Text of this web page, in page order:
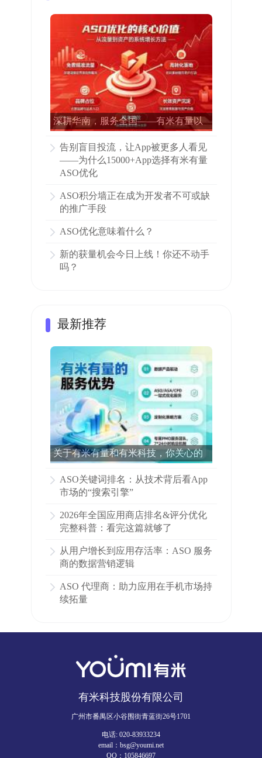
深耕华南，服务全国——有米有量以
告别盲目投流，让App被更多人看见
——为什么15000+App选择有米有量
ASO优化
ASO积分墙正在成为开发者不可或缺
的推广手段
ASO优化意味着什么？
新的获量机会今日上线！你还不动手
吗？
最新推荐
关于有米有量和有米科技，你关心的
ASO关键词排名：从技术背后看App
市场的“搜索引擎”
2026年全国应用商店排名&评分优化
完整科普：看完这篇就够了
从用户增长到应用存活率：ASO 服务
商的数据营销逻辑
ASO 代理商：助力应用在手机市场持
续拓量
有米科技股份有限公司
广州市番禺区小谷围街青蓝街26号1701
电话: 020-83933234
email：bsg@youmi.net
QQ：105846697